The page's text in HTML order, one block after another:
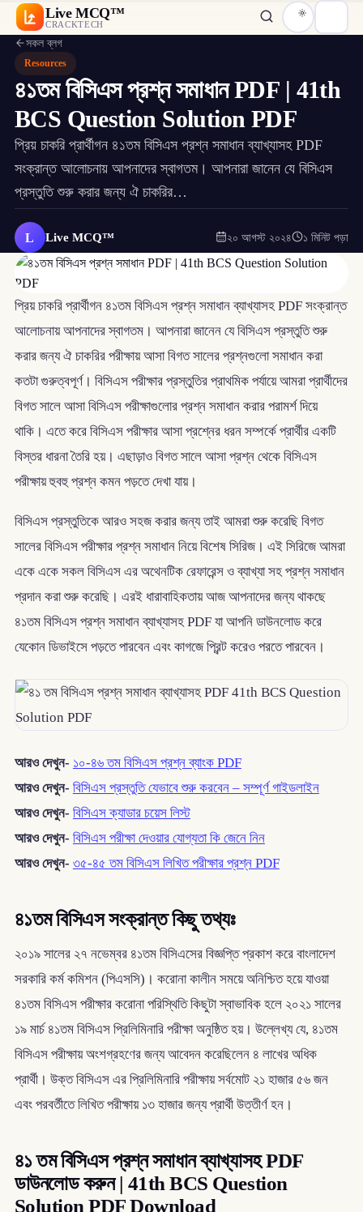
Live MCQ™
CRACKTECH
সকল ব্লগ
Resources
৪১তম বিসিএস প্রশ্ন সমাধান PDF | 41th
BCS Question Solution PDF
প্রিয় চাকরি প্রার্থীগন ৪১তম বিসিএস প্রশ্ন সমাধান ব্যাখ্যাসহ PDF
সংক্রান্ত আলোচনায় আপনাদের স্বাগতম। আপনারা জানেন যে বিসিএস
প্রস্তুতি শুরু করার জন্য ঐ চাকরির…
L Live MCQ™ ২০ আগস্ট ২০২৪ ১ মিনিট পড়া
প্রিয় চাকরি প্রার্থীগন ৪১তম বিসিএস প্রশ্ন সমাধান ব্যাখ্যাসহ PDF সংক্রান্ত
আলোচনায় আপনাদের স্বাগতম। আপনারা জানেন যে বিসিএস প্রস্তুতি শুরু
করার জন্য ঐ চাকরির পরীক্ষায় আসা বিগত সালের প্রশ্নগুলো সমাধান করা
কতটা গুরুত্বপূর্ণ। বিসিএস পরীক্ষার প্রস্তুতির প্রাথমিক পর্যায়ে আমরা প্রার্থীদের
বিগত সালে আসা বিসিএস পরীক্ষাগুলোর প্রশ্ন সমাধান করার পরামর্শ দিয়ে
থাকি। এতে করে বিসিএস পরীক্ষার আসা প্রশ্নের ধরন সম্পর্কে প্রার্থীর একটি
বিস্তর ধারনা তৈরি হয়। এছাড়াও বিগত সালে আসা প্রশ্ন থেকে বিসিএস
পরীক্ষায় হুবহু প্রশ্ন কমন পড়তে দেখা যায়।
বিসিএস প্রস্তুতিকে আরও সহজ করার জন্য তাই আমরা শুরু করেছি বিগত
সালের বিসিএস পরীক্ষার প্রশ্ন সমাধান নিয়ে বিশেষ সিরিজ। এই সিরিজে আমরা
একে একে সকল বিসিএস এর অথেনটিক রেফারেন্স ও ব্যাখ্যা সহ প্রশ্ন সমাধান
প্রদান করা শুরু করেছি। এরই ধারাবাহিকতায় আজ আপনাদের জন্য থাকছে
৪১তম বিসিএস প্রশ্ন সমাধান ব্যাখ্যাসহ PDF যা আপনি ডাউনলোড করে
যেকোন ডিভাইসে পড়তে পারবেন এবং কাগজে প্রিন্ট করেও পরতে পারবেন।
আরও দেখুন- ১০-৪৬ তম বিসিএস প্রশ্ন ব্যাংক PDF
আরও দেখুন- বিসিএস প্রস্তুতি যেভাবে শুরু করবেন – সম্পূর্ণ গাইডলাইন
আরও দেখুন- বিসিএস ক্যাডার চয়েস লিস্ট
আরও দেখুন- বিসিএস পরীক্ষা দেওয়ার যোগ্যতা কি জেনে নিন
আরও দেখুন- ৩৫-৪৫ তম বিসিএস লিখিত পরীক্ষার প্রশ্ন PDF
৪১তম বিসিএস সংক্রান্ত কিছু তথ্যঃ
২০১৯ সালের ২৭ নভেম্বর ৪১তম বিসিএসের বিজ্ঞপ্তি প্রকাশ করে বাংলাদেশ
সরকারি কর্ম কমিশন (পিএসসি)। করোনা কালীন সময়ে অনিশ্চিত হয়ে যাওয়া
৪১তম বিসিএস পরীক্ষার করোনা পরিস্থিতি কিছুটা স্বাভাবিক হলে ২০২১ সালের
১৯ মার্চ ৪১তম বিসিএস প্রিলিমিনারি পরীক্ষা অনুষ্ঠিত হয়। উল্লেখ্য যে, ৪১তম
বিসিএস পরীক্ষায় অংশগ্রহণের জন্য আবেদন করেছিলেন ৪ লাখের অধিক
প্রার্থী। উক্ত বিসিএস এর প্রিলিমিনারি পরীক্ষায় সর্বমোট ২১ হাজার ৫৬ জন
এবং পরবর্তীতে লিখিত পরীক্ষায় ১৩ হাজার জন্য প্রার্থী উত্তীর্ণ হন।
৪১ তম বিসিএস প্রশ্ন সমাধান ব্যাখ্যাসহ PDF
ডাউনলোড করুন | 41th BCS Question
Solution PDF Download